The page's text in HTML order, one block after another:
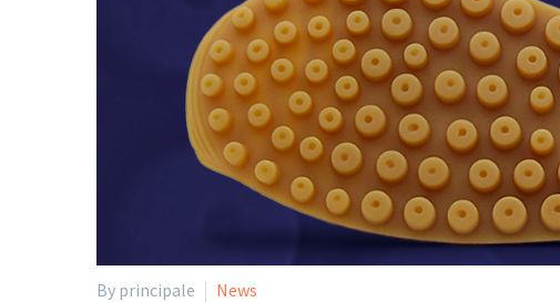
By principale News